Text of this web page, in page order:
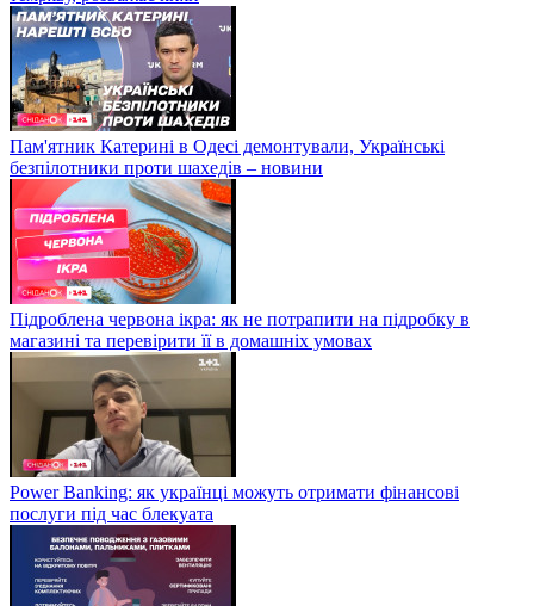
Пам'ятник Катерині в Одесі демонтували, Українські
безпілотники проти шахедів – новини
Підроблена червона ікра: як не потрапити на підробку в
магазині та перевірити її в домашніх умовах
Power Banking: як українці можуть отримати фінансові
послуги під час блекуата